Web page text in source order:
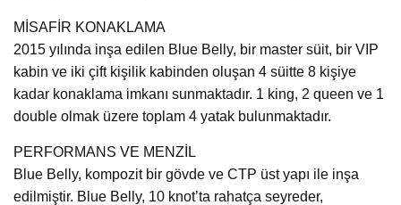
MİSAFİR KONAKLAMA
2015 yılında inşa edilen Blue Belly, bir master süit, bir VIP
kabin ve iki çift kişilik kabinden oluşan 4 süitte 8 kişiye
kadar konaklama imkanı sunmaktadır. 1 king, 2 queen ve 1
double olmak üzere toplam 4 yatak bulunmaktadır.
PERFORMANS VE MENZİL
Blue Belly, kompozit bir gövde ve CTP üst yapı ile inşa
edilmiştir. Blue Belly, 10 knot’ta rahatça seyreder,